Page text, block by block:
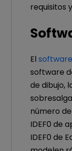
requisitos
El
software
de dibujo,
número
IDEF0 de
IDEF0 de